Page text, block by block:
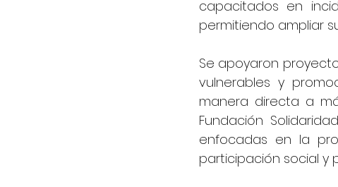
capacitados en
permitiendo ampliar
Se apoyaron
vulnerables y
manera directa a
Fundación
enfocadas en la
participación social y